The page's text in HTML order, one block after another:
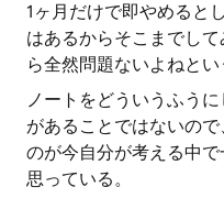
1ヶ月だけで即やめると
はあるからそこまでし
ら全然問題ないよねとい
ノートをどういうふう
があることではないの
のが今自分が考える中
思っている。